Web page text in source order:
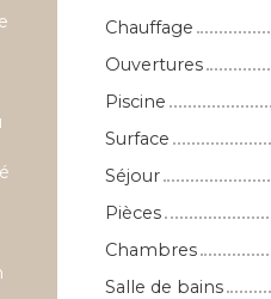
Chauffage
Ouvertures
Piscine
Surface
Séjour
Pièces
Chambres
Salle de bains